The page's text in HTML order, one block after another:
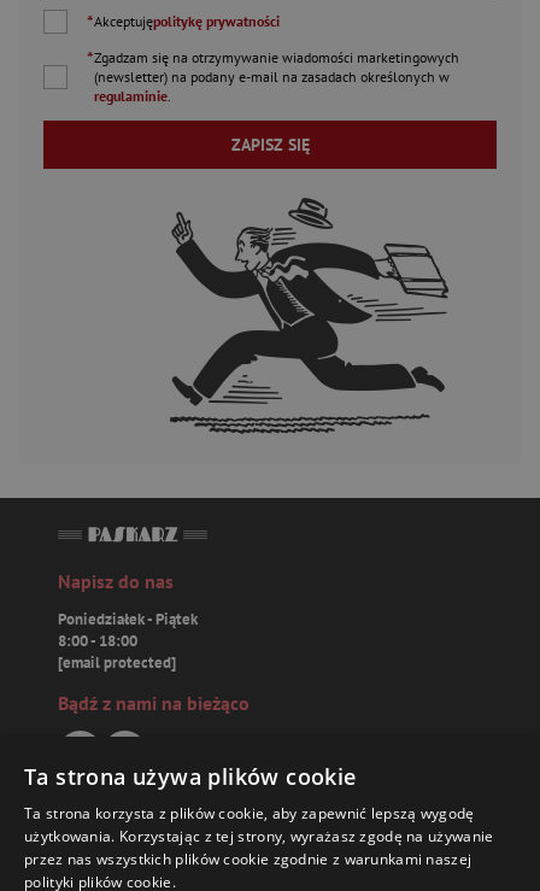
*Akceptujępolitykę prywatności
*Zgadzam się na otrzymywanie wiadomości marketingowych
(newsletter) na podany e-mail na zasadach określonych w
regulaminie
ZAPISZ SIĘ
Napisz do nas
Poniedziałek - Piątek
8:00 - 18:00
[email protected]
Bądź z nami na bieżąco
Paskarz.pl
Ta strona używa plików cookie
Ta strona korzysta z plików cookie, aby zapewnić lepszą wygodę
użytkowania. Korzystając z tej strony, wyrażasz zgodę na używanie
przez nas wszystkich plików cookie zgodnie z warunkami naszej
polityki plików cookie.